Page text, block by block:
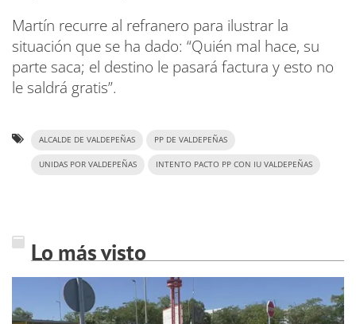
Martín recurre al refranero para ilustrar la
situación que se ha dado: “Quién mal hace, su
parte saca; el destino le pasará factura y esto no
le saldrá gratis”.
ALCALDE DE VALDEPEÑAS PP DE VALDEPEÑAS
UNIDAS POR VALDEPEÑAS INTENTO PACTO PP CON IU VALDEPEÑAS
Lo más visto